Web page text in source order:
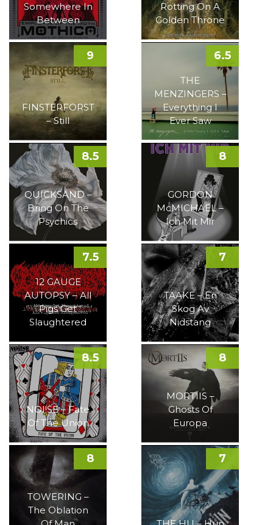
Somewhere In
Between
Rotting On A
Golden Throne
FINSTERFORST
– Still
9
THE
MENZINGERS –
Everything I
Ever Saw
6.5
QUICKSAND –
Bring On The
Psychics
8.5
GORDON
McMICHAEL –
Ich Mit Mir
8
12 GAUGE
AUTOPSY – All
Pigs Get
Slaughtered
7.5
TAAKE – En
Skog Av
Nidstang
7
NOI!SE – Fate
Of The Union
8.5
MORTIIS –
Ghosts Of
Europa
8
TOWERING –
The Oblation
8 7